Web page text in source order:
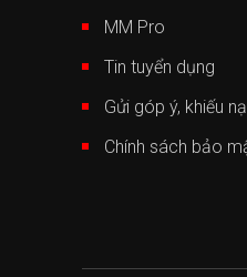
MM Pro
Tin tuyển dụng
Gửi góp ý, khiếu
Chính sách bảo